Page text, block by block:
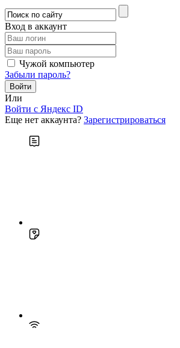
Вход в аккаунт
Чужой компьютер
Забыли пароль?
Или
Войти c Яндекс ID
Еще нет аккаунта? Зарегистрироваться